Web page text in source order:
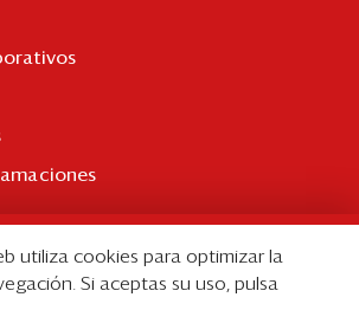
utiliza cookies para optimizar la
Si aceptas su uso, pulsa